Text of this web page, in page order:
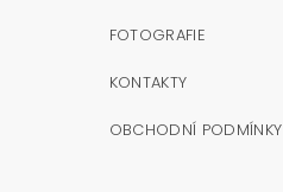
FOTOGRAFIE
KONTAKTY
OBCHODNÍ PODMÍNKY